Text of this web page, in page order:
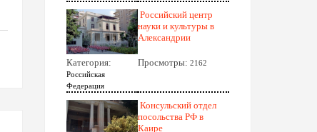
Российский центр
науки и культуры в
Александрии
Категория:
Российская
Федерация
Просмотры: 2162
Консульский отдел
посольства РФ в
Каире